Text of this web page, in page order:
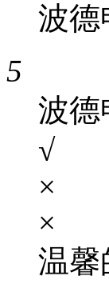
波德
5
波
√
×
×
温馨